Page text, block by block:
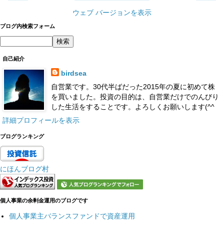
ウェブ バージョンを表示
ブログ内検索フォーム
自己紹介
birdsea
自営業です。30代半ばだった2015年の夏に初めて株
を買いました。投資の目的は、自営業だけでのんびり
した生活をすることです。よろしくお願いします(^^
詳細プロフィールを表示
ブログランキング
にほんブログ村
個人事業の余剰金運用のブログです
個人事業主バランスファンドで資産運用